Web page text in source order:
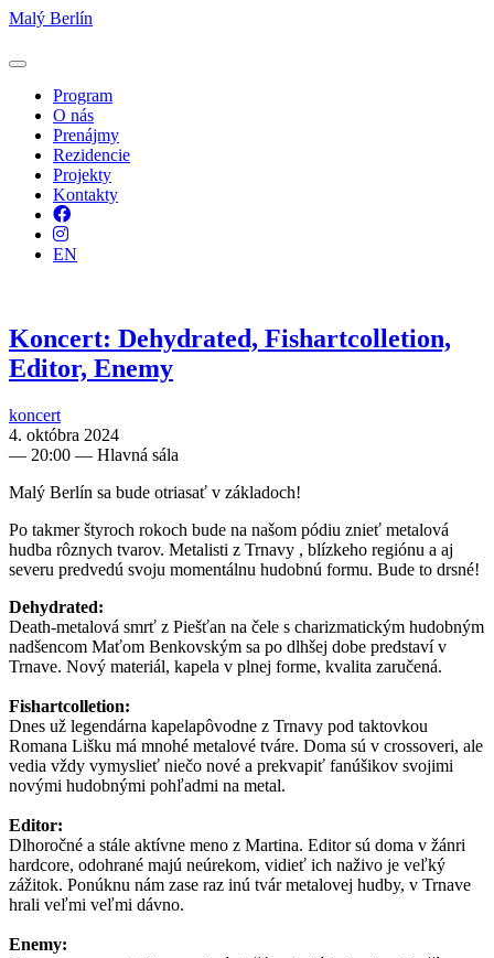
Malý Berlín
Program
O nás
Prenájmy
Rezidencie
Projekty
Kontakty
Facebook
Instagram
EN
Koncert: Dehydrated, Fishartcolletion,
Editor, Enemy
koncert
4. októbra 2024
— 20:00 — Hlavná sála
Malý Berlín sa bude otriasať v základoch!
Po takmer štyroch rokoch bude na našom pódiu znieť metalová
hudba rôznych tvarov. Metalisti z Trnavy , blízkeho regiónu a aj
severu predvedú svoju momentálnu hudobnú formu. Bude to drsné!
Dehydrated:
Death-metalová smrť z Piešťan na čele s charizmatickým hudobným
nadšencom Maťom Benkovským sa po dlhšej dobe predstaví v
Trnave. Nový materiál, kapela v plnej forme, kvalita zaručená.
Fishartcolletion:
Dnes už legendárna kapelapôvodne z Trnavy pod taktovkou
Romana Lišku má mnohé metalové tváre. Doma sú v crossoveri, ale
vedia vždy vymyslieť niečo nové a prekvapiť fanúšikov svojimi
novými hudobnými pohľadmi na metal.
Editor:
Dlhoročné a stále aktívne meno z Martina. Editor sú doma v žánri
hardcore, odohrané majú neúrekom, vidieť ich naživo je veľký
zážitok. Ponúknu nám zase raz inú tvár metalovej hudby, v Trnave
hrali veľmi veľmi dávno.
Enemy: